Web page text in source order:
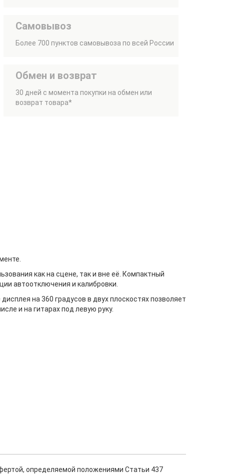
Самовывоз
Более 700 пунктов самовывоза по всей России
Обмен и возврат
30 дней с момента покупки на обмен или
возврат товара*
как на сцене, так и вне её. Компактный
автоотключения и калибровки.
на 360 градусов в двух плоскостях позволяет
и на гитарах под левую руку.
определяемой положениями Статьи 437